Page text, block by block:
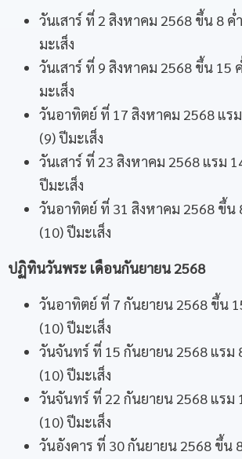
วันเสาร์ ที่ 2 สิงหาคม 2568 ขึ้น 8 ค่
มะเส็ง
วันเสาร์ ที่ 9 สิงหาคม 2568 ขึ้น 15
มะเส็ง
วันอาทิตย์ ที่ 17 สิงหาคม 2568 แรม
(9) ปีมะเส็ง
วันเสาร์ ที่ 23 สิงหาคม 2568 แรม
ปีมะเส็ง
วันอาทิตย์ ที่ 31 สิงหาคม 2568 ขึ้น
(10) ปีมะเส็ง
ปฏิทินวันพระ เดือนกันยายน2568
วันอาทิตย์ ที่ 7 กันยายน 2568 ขึ้น
(10) ปีมะเส็ง
วันจันทร์ ที่ 15 กันยายน 2568 แรม
(10) ปีมะเส็ง
วันจันทร์ ที่ 22 กันยายน 2568 แรม
(10) ปีมะเส็ง
วันอังคาร ที่ 30 กันยายน 2568 ขึ้น